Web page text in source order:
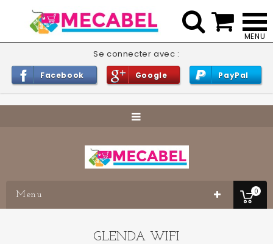
Se connecter avec :
Facebook Google PayPal
0
Menu
GLENDA WIFI
 